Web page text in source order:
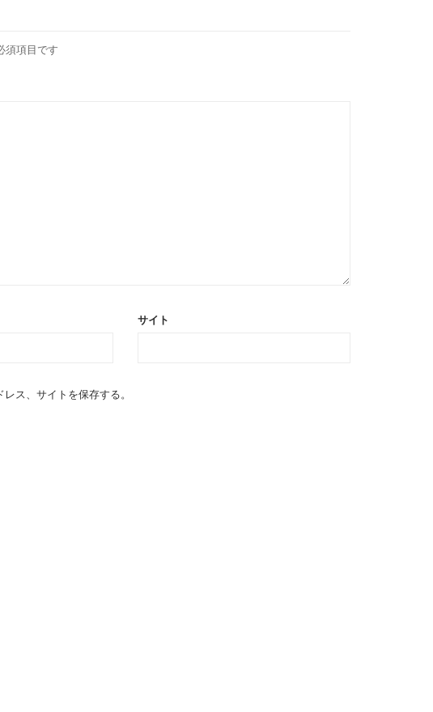
須項目です
サイト
ス、サイトを保存する。